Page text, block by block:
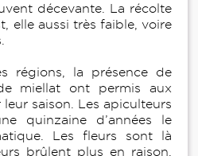
décevante. La récolte
elle aussi très faible, voire
régions, la présence de
miellat ont permis aux
saison. Les apiculteurs
quinzaine d’années le
Les fleurs sont là
brûlent plus en raison,